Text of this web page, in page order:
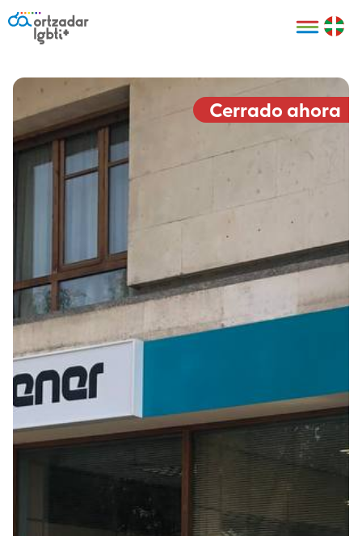
Personas
Bilbao Bizkaia
HARRO
HARROladies
Derechos
humanos
Visitas guiadas
LGTBI+
Te ayudamos
Denuncia
Mapa de Puntos
Seguros
Certificado
empresarial
seguros LGBTI+
Registro
Formación
Accede a tu
cuenta
Prensa
Sala de prensa
Cerrado ahora